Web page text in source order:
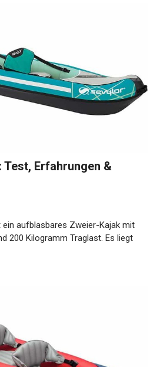
Erfahrungen &
aufblasbares Zweier-Kajak mit
200 Kilogramm Traglast. Es liegt